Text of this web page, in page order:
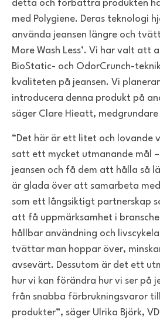
detta och förbättra produkten
med Polygiene. Deras teknologi
använda jeansen längre och
More Wash Less’. Vi har valt att
BioStatic- och OdorCrunch-
kvaliteten på jeansen. Vi
introducera denna produkt på
säger Clare Hieatt, medgrundare
“Det här är ett litet och lovande
satt ett mycket utmanande mål
jeansen och få dem att hålla så
är glada över att samarbeta
som ett långsiktigt partnerskap
att få uppmärksamhet i
hållbar användning och
tvättar man hoppar över,
avsevärt. Dessutom är det ett
hur vi kan förändra hur vi ser på
från snabba förbrukningsvaror
produkter”, säger Ulrika Björk,